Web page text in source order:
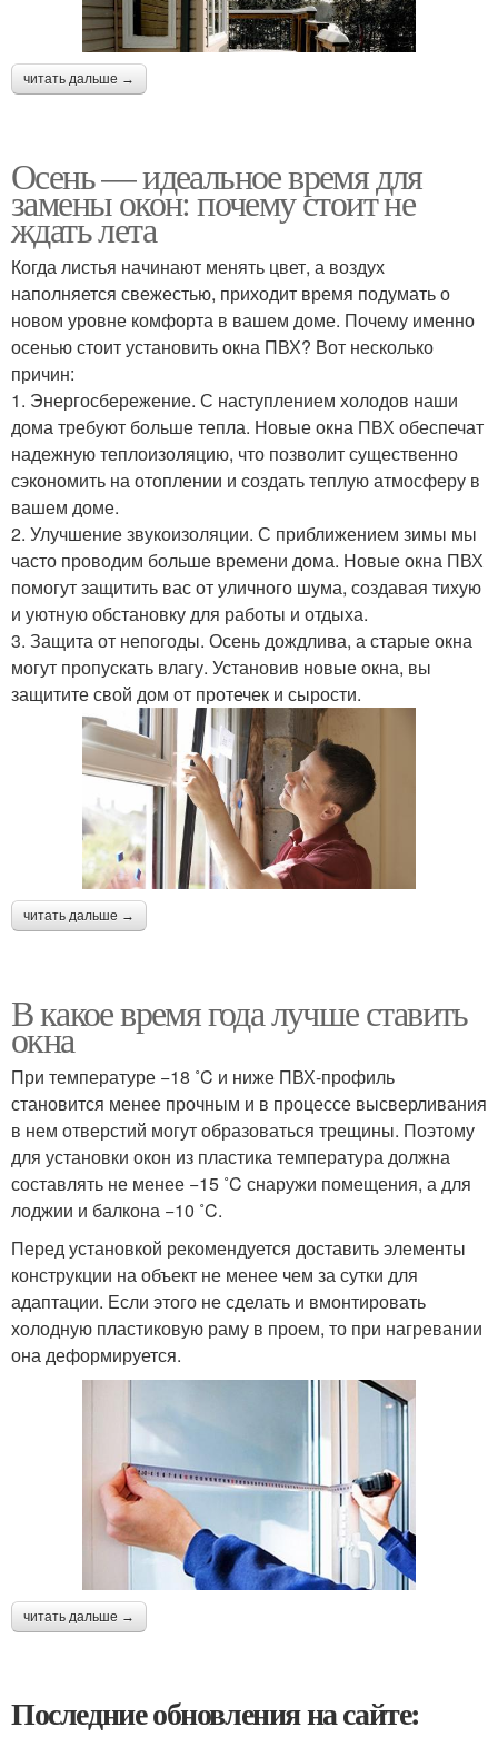
читать дальше →
Осень — идеальное время для
замены окон: почему стоит не
ждать лета
Когда листья начинают менять цвет, а воздух
наполняется свежестью, приходит время подумать о
новом уровне комфорта в вашем доме. Почему именно
осенью стоит установить окна ПВХ? Вот несколько
причин:
1. Энергосбережение. С наступлением холодов наши
дома требуют больше тепла. Новые окна ПВХ обеспечат
надежную теплоизоляцию, что позволит существенно
сэкономить на отоплении и создать теплую атмосферу в
вашем доме.
2. Улучшение звукоизоляции. С приближением зимы мы
часто проводим больше времени дома. Новые окна ПВХ
помогут защитить вас от уличного шума, создавая тихую
и уютную обстановку для работы и отдыха.
3. Защита от непогоды. Осень дождлива, а старые окна
могут пропускать влагу. Установив новые окна, вы
защитите свой дом от протечек и сырости.
читать дальше →
В какое время года лучше ставить
окна
При температуре −18 ˚C и ниже ПВХ-профиль
становится менее прочным и в процессе высверливания
в нем отверстий могут образоваться трещины. Поэтому
для установки окон из пластика температура должна
составлять не менее −15 ˚C снаружи помещения, а для
лоджии и балкона −10 ˚C.
Перед установкой рекомендуется доставить элементы
конструкции на объект не менее чем за сутки для
адаптации. Если этого не сделать и вмонтировать
холодную пластиковую раму в проем, то при нагревании
она деформируется.
читать дальше →
Последние обновления на сайте: